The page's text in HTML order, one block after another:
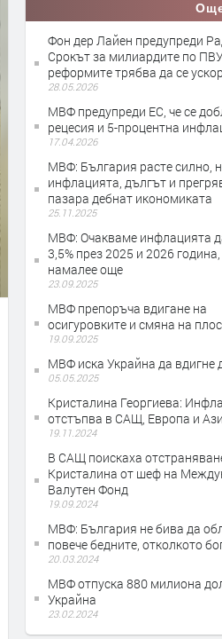
Фон дер Лайен предупреди
Срокът за милиардите по
реформите трябва да се
28.05.2026
МВФ предупреди ЕС, че се
рецесия и 5-процентна
17.04.2026
МВФ: България расте силно,
инфлацията, дългът и
пазара дебнат икономиката
25.11.2025
МВФ: Очакваме инфлацията
3,5% през 2025 и 2026
намалее още
23.09.2025
МВФ препоръча вдигане на
осигуровките и смяна на
19.09.2025
МВФ иска Украйна да вдигне
05.05.2025
Кристалина Георгиева:
отстъпва в САЩ, Европа и
19.11.2024
В САЩ поискаха
Кристалина от шеф на
Валутен Фонд
19.09.2024
МВФ: България не бива да
повече бедните, отколкото
20.03.2024
МВФ отпуска 880 милиона
Украйна
23.02.2024